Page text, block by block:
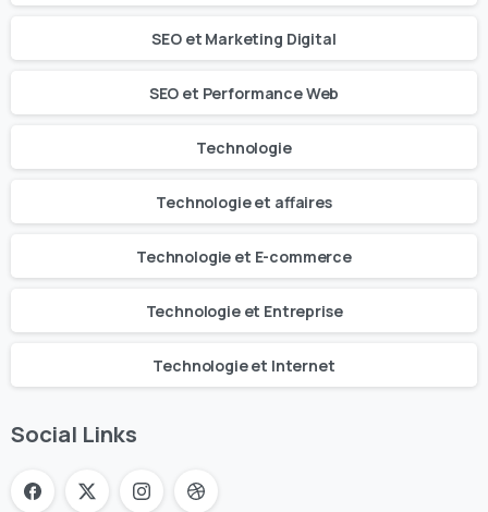
SEO et Marketing Digital
SEO et Performance Web
Technologie
Technologie et affaires
Technologie et E-commerce
Technologie et Entreprise
Technologie et Internet
Social Links